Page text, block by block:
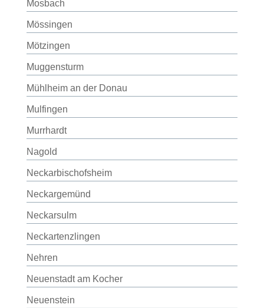
Mosbach
Mössingen
Mötzingen
Muggensturm
Mühlheim an der Donau
Mulfingen
Murrhardt
Nagold
Neckarbischofsheim
Neckargemünd
Neckarsulm
Neckartenzlingen
Nehren
Neuenstadt am Kocher
Neuenstein